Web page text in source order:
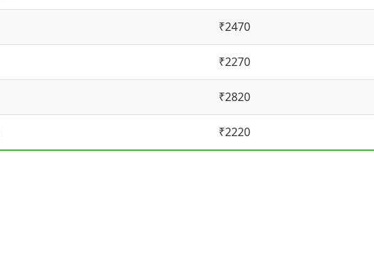
₹2470
₹2270
₹2820
₹2220